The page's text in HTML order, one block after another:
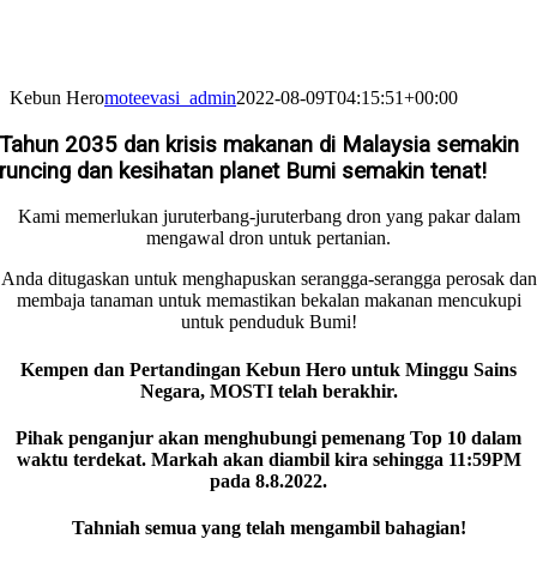
Kebun Heromoteevasi_admin2022-08-09T04:15:51+00:00
Tahun 2035 dan krisis makanan di Malaysia semakin
runcing dan kesihatan planet Bumi semakin tenat!
Kami memerlukan juruterbang-juruterbang dron yang pakar dalam
mengawal dron untuk pertanian.
Anda ditugaskan untuk menghapuskan serangga-serangga perosak dan
membaja tanaman untuk memastikan bekalan makanan mencukupi
untuk penduduk Bumi!
Kempen dan Pertandingan Kebun Hero untuk Minggu Sains
Negara, MOSTI telah berakhir.
Pihak penganjur akan menghubungi pemenang Top 10 dalam
waktu terdekat. Markah akan diambil kira sehingga 11:59PM
pada 8.8.2022.
Tahniah semua yang telah mengambil bahagian!